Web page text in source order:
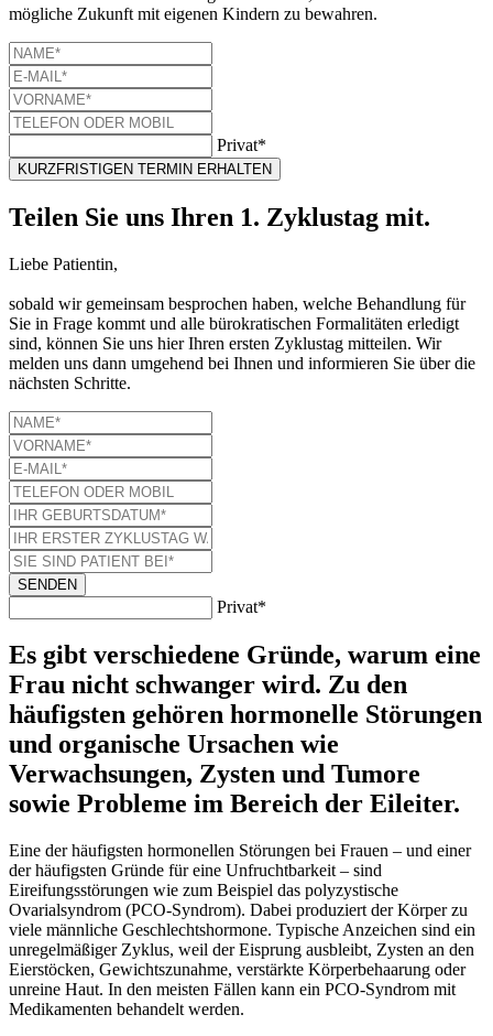
mögliche Zukunft mit eigenen Kindern zu bewahren.
Privat*
KURZFRISTIGEN TERMIN ERHALTEN
Teilen Sie uns Ihren 1. Zyklustag mit.
Liebe Patientin,
sobald wir gemeinsam besprochen haben, welche Behandlung für
Sie in Frage kommt und alle bürokratischen Formalitäten erledigt
sind, können Sie uns hier Ihren ersten Zyklustag mitteilen. Wir
melden uns dann umgehend bei Ihnen und informieren Sie über die
nächsten Schritte.
SENDEN
Privat*
Es gibt verschiedene Gründe, warum eine
Frau nicht schwanger wird. Zu den
häufigsten gehören hormonelle Störungen
und organische Ursachen wie
Verwachsungen, Zysten und Tumore
sowie Probleme im Bereich der Eileiter.
Eine der häufigsten hormonellen Störungen bei Frauen – und einer
der häufigsten Gründe für eine Unfruchtbarkeit – sind
Eireifungsstörungen wie zum Beispiel das polyzystische
Ovarialsyndrom (PCO-Syndrom). Dabei produziert der Körper zu
viele männliche Geschlechtshormone. Typische Anzeichen sind ein
unregelmäßiger Zyklus, weil der Eisprung ausbleibt, Zysten an den
Eierstöcken, Gewichtszunahme, verstärkte Körperbehaarung oder
unreine Haut. In den meisten Fällen kann ein PCO-Syndrom mit
Medikamenten behandelt werden.